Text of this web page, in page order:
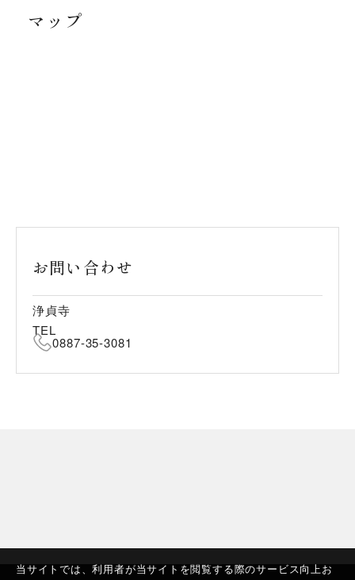
当サイトでは、利用者が当サイトを閲覧する際のサービス向上お
マップ
お問い合わせ
浄貞寺
TEL
0887-35-3081